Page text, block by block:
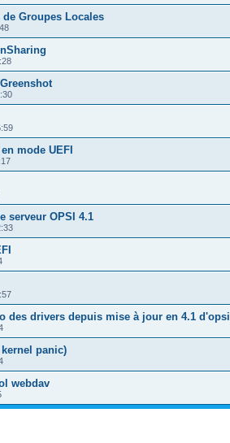
Groupes Locales
mode UEFI
serveur OPSI 4.1
des drivers depuis mise à jour en 4.1 d'opsi
panic)
webdav